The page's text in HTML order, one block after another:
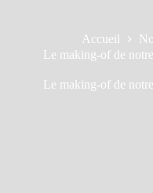
Accueil
Le making-of de
Le making-of de